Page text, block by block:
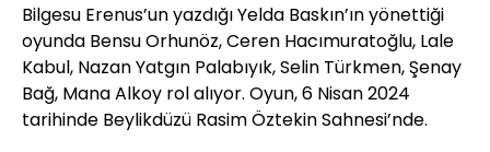
Bilgesu Erenus’un yazdığı Yelda Baskın’ın yönettiği
oyunda Bensu Orhunöz, Ceren Hacımuratoğlu, Lale
Kabul, Nazan Yatgın Palabıyık, Selin Türkmen, Şenay
Bağ, Mana Alkoy rol alıyor. Oyun, 6 Nisan 2024
tarihinde Beylikdüzü Rasim Öztekin Sahnesi’nde.